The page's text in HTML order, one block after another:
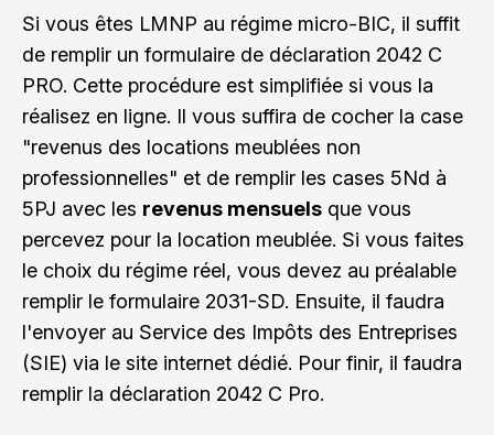
Si vous êtes LMNP au régime micro-BIC, il suffit
de remplir un formulaire de déclaration 2042 C
PRO. Cette procédure est simplifiée si vous la
réalisez en ligne. Il vous suffira de cocher la case
"revenus des locations meublées non
professionnelles" et de remplir les cases 5Nd à
5PJ avec les revenus mensuels que vous
percevez pour la location meublée. Si vous faites
le choix du régime réel, vous devez au préalable
remplir le formulaire 2031-SD. Ensuite, il faudra
l'envoyer au Service des Impôts des Entreprises
(SIE) via le site internet dédié. Pour finir, il faudra
remplir la déclaration 2042 C Pro.